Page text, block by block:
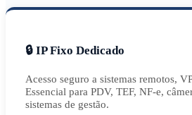
🔒 IP Fixo Dedicado
Acesso seguro a sistemas remotos,
Essencial para PDV, TEF, NF-e,
sistemas de gestão.